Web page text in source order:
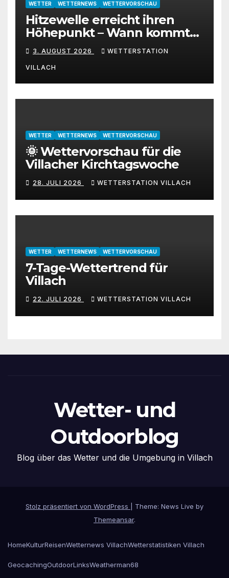
WETTER WETTERNEWS WETTERVORSCHAU
Hitzewelle erreicht ihren
Höhepunkt – Wann kommt
die Abkühlung?
3. AUGUST 2026 WETTERSTATION
VILLACH
WETTER WETTERNEWS WETTERVORSCHAU
🌞 Wettervorschau für die
Villacher Kirchtagswoche
28. JULI 2026 WETTERSTATION VILLACH
WETTER WETTERNEWS WETTERVORSCHAU
7-Tage-Wettertrend für
Villach
22. JULI 2026 WETTERSTATION VILLACH
Wetter- und
Outdoorblog
Blog über das Wetter und die Umgebung in Villach
Stolz präsentiert von WordPress
Theme: News Live by
Themeansar.
HomeKulturReisenWetternews VillachWetterstatistiken Villach
GeocachingOutdoorLinksWeatherman68